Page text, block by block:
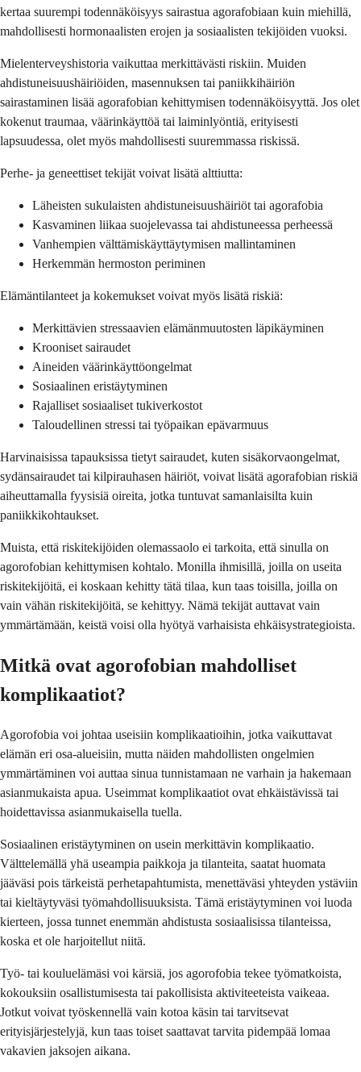
kertaa suurempi todennäköisyys sairastua agorafobiaan kuin miehillä,
mahdollisesti hormonaalisten erojen ja sosiaalisten tekijöiden vuoksi.
Mielenterveyshistoria vaikuttaa merkittävästi riskiin. Muiden
ahdistuneisuushäiriöiden, masennuksen tai paniikkihäiriön
sairastaminen lisää agorafobian kehittymisen todennäköisyyttä. Jos olet
kokenut traumaa, väärinkäyttöä tai laiminlyöntiä, erityisesti
lapsuudessa, olet myös mahdollisesti suuremmassa riskissä.
Perhe- ja geneettiset tekijät voivat lisätä alttiutta:
Läheisten sukulaisten ahdistuneisuushäiriöt tai agorafobia
Kasvaminen liikaa suojelevassa tai ahdistuneessa perheessä
Vanhempien välttämiskäyttäytymisen mallintaminen
Herkemmän hermoston periminen
Elämäntilanteet ja kokemukset voivat myös lisätä riskiä:
Merkittävien stressaavien elämänmuutosten läpikäyminen
Krooniset sairaudet
Aineiden väärinkäyttöongelmat
Sosiaalinen eristäytyminen
Rajalliset sosiaaliset tukiverkostot
Taloudellinen stressi tai työpaikan epävarmuus
Harvinaisissa tapauksissa tietyt sairaudet, kuten sisäkorvaongelmat,
sydänsairaudet tai kilpirauhasen häiriöt, voivat lisätä agorafobian riskiä
aiheuttamalla fyysisiä oireita, jotka tuntuvat samanlaisilta kuin
paniikkikohtaukset.
Muista, että riskitekijöiden olemassaolo ei tarkoita, että sinulla on
agorofobian kehittymisen kohtalo. Monilla ihmisillä, joilla on useita
riskitekijöitä, ei koskaan kehitty tätä tilaa, kun taas toisilla, joilla on
vain vähän riskitekijöitä, se kehittyy. Nämä tekijät auttavat vain
ymmärtämään, keistä voisi olla hyötyä varhaisista ehkäisystrategioista.
Mitkä ovat agorofobian mahdolliset
komplikaatiot?
Agorofobia voi johtaa useisiin komplikaatioihin, jotka vaikuttavat
elämän eri osa-alueisiin, mutta näiden mahdollisten ongelmien
ymmärtäminen voi auttaa sinua tunnistamaan ne varhain ja hakemaan
asianmukaista apua. Useimmat komplikaatiot ovat ehkäistävissä tai
hoidettavissa asianmukaisella tuella.
Sosiaalinen eristäytyminen on usein merkittävin komplikaatio.
Välttelemällä yhä useampia paikkoja ja tilanteita, saatat huomata
jääväsi pois tärkeistä perhetapahtumista, menettäväsi yhteyden ystäviin
tai kieltäytyväsi työmahdollisuuksista. Tämä eristäytyminen voi luoda
kierteen, jossa tunnet enemmän ahdistusta sosiaalisissa tilanteissa,
koska et ole harjoitellut niitä.
Työ- tai kouluelämäsi voi kärsiä, jos agorofobia tekee työmatkoista,
kokouksiin osallistumisesta tai pakollisista aktiviteeteista vaikeaa.
Jotkut voivat työskennellä vain kotoa käsin tai tarvitsevat
erityisjärjestelyjä, kun taas toiset saattavat tarvita pidempää lomaa
vakavien jaksojen aikana.